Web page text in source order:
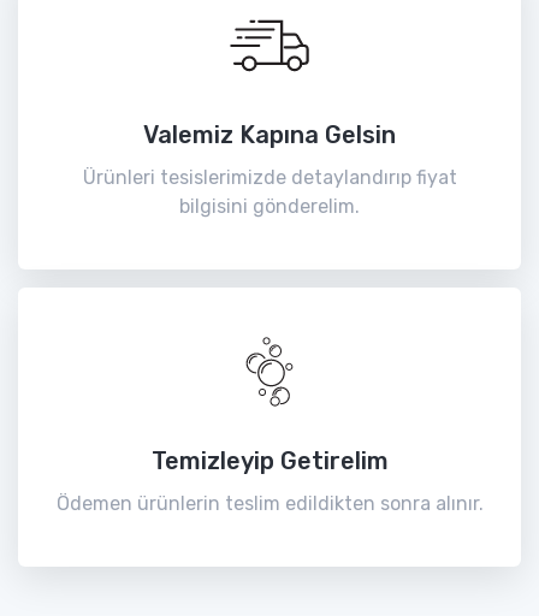
Valemiz Kapına Gelsin
Ürünleri tesislerimizde detaylandırıp fiyat
bilgisini gönderelim.
Temizleyip Getirelim
Ödemen ürünlerin teslim edildikten sonra alınır.